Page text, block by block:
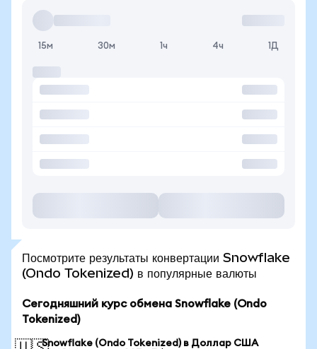
15м 30м 1ч 4ч 1Д
Посмотрите результаты конвертации Snowflake
(Ondo Tokenized) в популярные валюты
Сегодняшний курс обмена Snowflake (Ondo
Tokenized)
Snowflake (Ondo Tokenized) в Доллар США